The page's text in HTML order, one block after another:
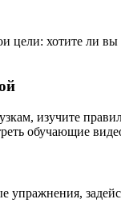
цели: хотите ли
изучите
обучающие
упражнения,